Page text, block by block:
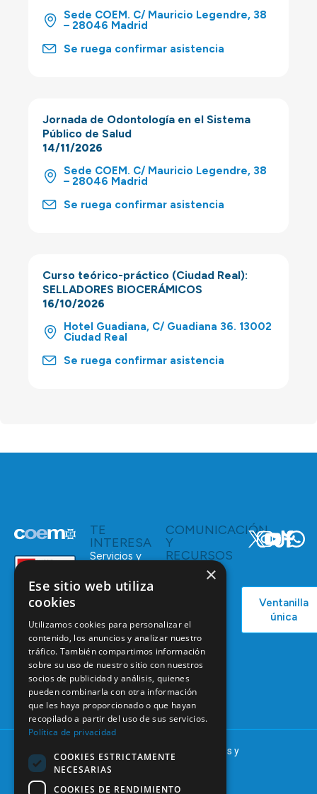
Sede COEM. C/ Mauricio Legendre, 38
– 28046 Madrid
Se ruega confirmar asistencia
Jornada de Odontología en el Sistema
Público de Salud
14/11/2026
Sede COEM. C/ Mauricio Legendre, 38
– 28046 Madrid
Se ruega confirmar asistencia
Curso teórico-práctico (Ciudad Real):
SELLADORES BIOCERÁMICOS
16/10/2026
Hotel Guadiana, C/ Guadiana 36. 13002
Ciudad Real
Se ruega confirmar asistencia
C/ Mauricio
Legendre,
28046
Madrid
91 561 29 05
informacion@coem.org.es
TE
INTERESA
Servicios y
Bolsa de
Formación
Continuada
Tablón de
anuncios
COMUNICACIÓN
Y
RECURSOS
Campañas
Actualidad
Ventanilla
única
© 2025 – COEM – Colegio Oficial de Odontólogos y
Estomatólogos de la I región
×
Ese sitio web utiliza
cookies
Utilizamos cookies para personalizar el
contenido, los anuncios y analizar nuestro
tráfico. También compartimos información
sobre su uso de nuestro sitio con nuestros
socios de publicidad y análisis, quienes
pueden combinarla con otra información
que les haya proporcionado o que hayan
recopilado a partir del uso de sus servicios.
Política de privacidad
COOKIES ESTRICTAMENTE
NECESARIAS
COOKIES DE RENDIMIENTO